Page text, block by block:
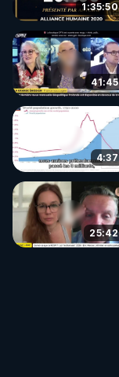
1:35:50
41:45
4:37
25:42